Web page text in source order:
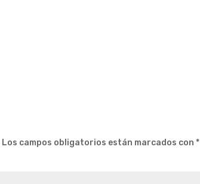
Los campos obligatorios están marcados con*